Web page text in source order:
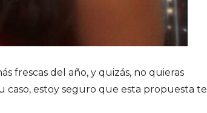
frescas del año, y quizás, no quieras
caso, estoy seguro que esta propuesta te